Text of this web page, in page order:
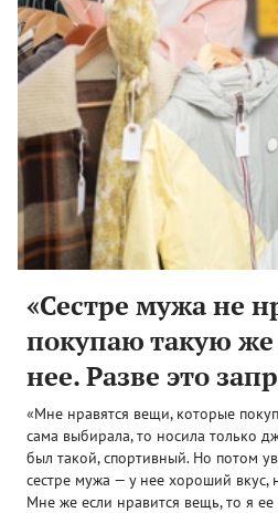
«Сестре мужа не
покупаю такую же
нее. Разве это
«Мне нравятся вещи, которые
сама выбирала, то носила только
был такой, спортивный. Но потом
сестре мужа — у нее хороший вкус,
Мне же если нравится вещь, то я